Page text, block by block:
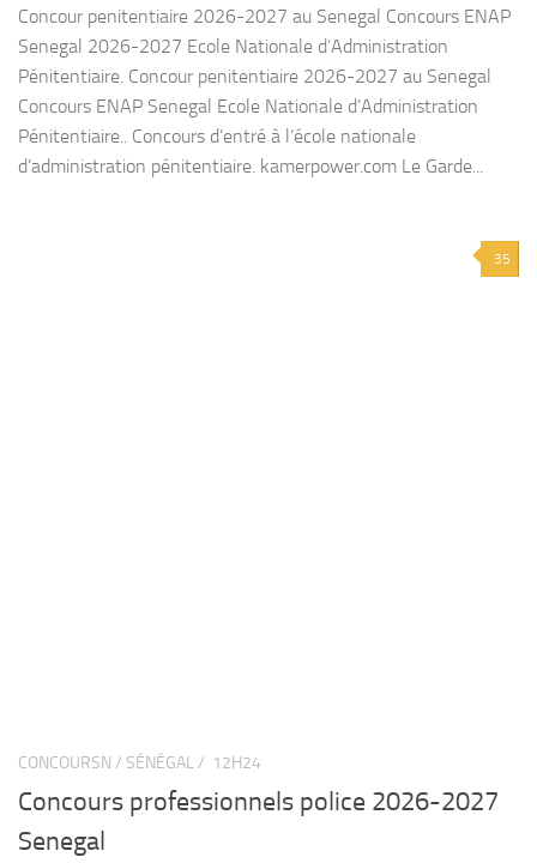
Concour penitentiaire 2026-2027 au Senegal Concours ENAP
Senegal 2026-2027 Ecole Nationale d’Administration
Pénitentiaire. Concour penitentiaire 2026-2027 au Senegal
Concours ENAP Senegal Ecole Nationale d’Administration
Pénitentiaire.. Concours d’entré à l’école nationale
d’administration pénitentiaire. kamerpower.com Le Garde...
35
CONCOURSN / SÉNÉGAL / 12H24
Concours professionnels police 2026-2027
Senegal